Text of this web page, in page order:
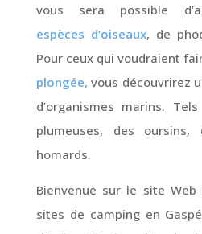
vous sera possible
espèces d’oiseaux, de
Pour ceux qui voudraient
plongée, vous découvrirez
d’organismes marins.
plumeuses, des
homards.
Bienvenue sur le site Web
sites de camping en